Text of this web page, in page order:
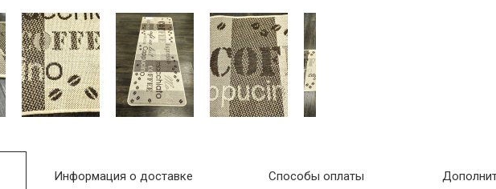
Информация о доставке Способы оплаты